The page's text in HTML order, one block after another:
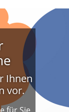
Ihnen
vor.